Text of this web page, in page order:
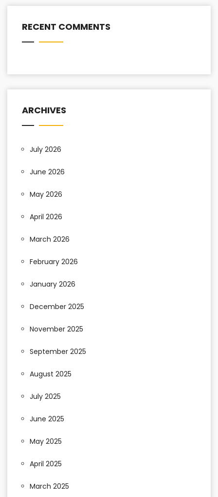
RECENT COMMENTS
ARCHIVES
July 2026
June 2026
May 2026
April 2026
March 2026
February 2026
January 2026
December 2025
November 2025
September 2025
August 2025
July 2025
June 2025
May 2025
April 2025
March 2025